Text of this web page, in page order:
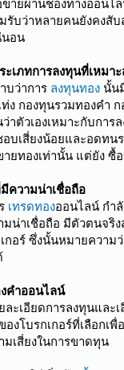
ขายผ่านช่องทางออน
รับว่าหลายคนยังคงสั
นอน
เภทการลงทุนที่เหมาะ
บว่าการ ลงทุนทอง นั้น
ง กองทุนรวมทองคำ
ว่าตัวเองเหมาะกับกา
อบเสี่ยงน้อยและอดท
ยทองเท่านั้น แต่ยัง ซื้
ความน่าเชื่อถือ
เทรดทองออนไลน์ กำ
มน่าเชื่อถือ มีตัวตนจริ
กอร์ ซึ่งนั้นหมายความ
คำออนไลน์
ละเอียดการลงทุนและ
องโบรกเกอร์ที่เลือก
มเสี่ยงในการขาดทุน